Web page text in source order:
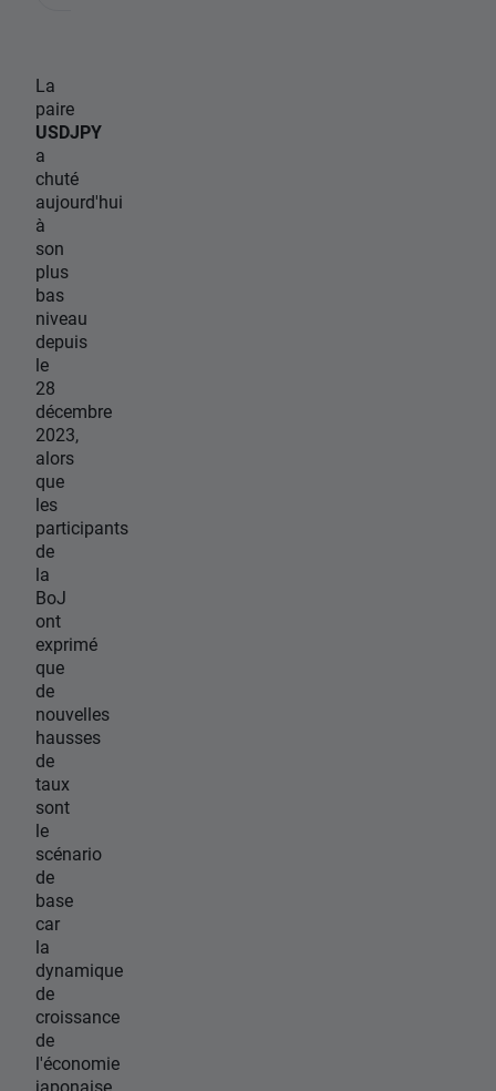
La
paire
USDJPY
a
chuté
aujourd'hui
à
son
plus
bas
niveau
depuis
le
28
décembre
2023,
alors
que
les
participants
de
la
BoJ
ont
exprimé
que
de
nouvelles
hausses
de
taux
sont
le
scénario
de
base
car
la
dynamique
de
croissance
de
l'économie
japonaise